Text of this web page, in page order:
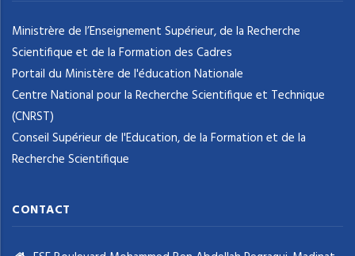
Ministrère de l’Enseignement Supérieur, de la Recherche
Scientifique et de la Formation des Cadres
Portail du Ministère de l'éducation Nationale
Centre National pour la Recherche Scientifique et Technique
(CNRST)
Conseil Supérieur de l'Education, de la Formation et de la
Recherche Scientifique
CONTACT